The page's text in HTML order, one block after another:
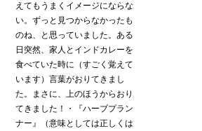
えてもうまくイメージにならな
い。ずっと見つからなかったも
のね、と思っていました。ある
日突然、家人とインドカレーを
食べていた時に（すごく覚えて
います）言葉がおりてきまし
た。まさに、上のほうからおり
てきました！・『ハーブプラン
ナー』（意味としては正しくは